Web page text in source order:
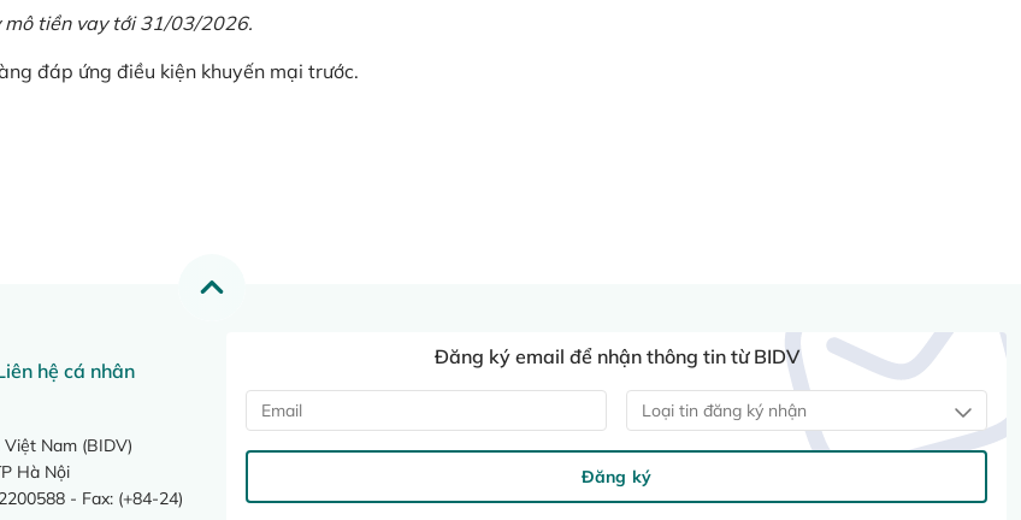
tiền vay tới 31/03/2026.
đáp ứng điều kiện khuyến mại trước.
hệ cá nhân
Nam (BIDV)
Hà Nội
- Fax: (+84-24)
Đăng ký email để nhận thông tin từ BIDV
Loại tin đăng ký nhận
Đăng ký